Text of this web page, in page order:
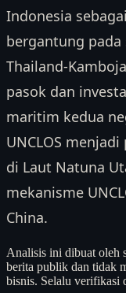
Indonesia
bergantung
Thailand-
pasok dan
maritim kedua
UNCLOS
di Laut Natuna
mekanisme
China.
Analisis ini dibuat oleh
berita publik dan tidak
bisnis. Selalu verifikasi